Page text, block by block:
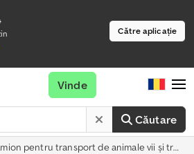
Către aplicație
Căutare
Vinde
pentru transport de animale vii și